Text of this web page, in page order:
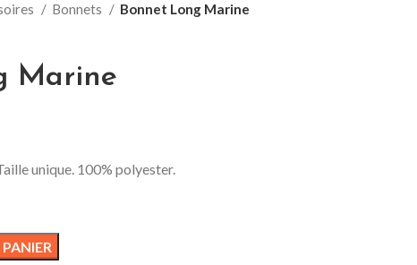
Bonnets Bonnet Long Marine
Marine
unique. 100% polyester.